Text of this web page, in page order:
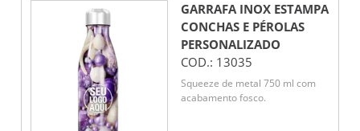
GARRAFA INOX ESTAMPA
CONCHAS E PÉROLAS
PERSONALIZADO
COD.: 13035
Squeeze de metal 750 ml com
acabamento fosco.